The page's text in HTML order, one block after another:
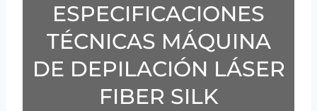
ESPECIFICACIONES
TÉCNICAS MÁQUINA
DE DEPILACIÓN LÁSER
FIBER SILK